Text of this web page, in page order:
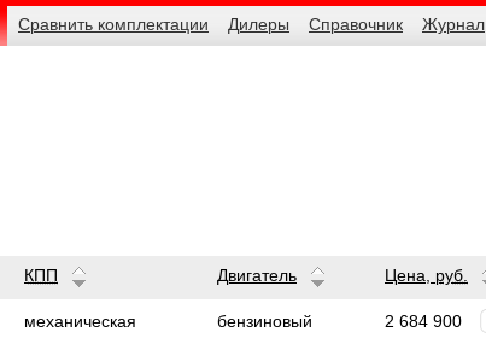
Сравнить комплектации Дилеры Справочник Журнал
КПП Двигатель Цена, руб.
механическая бензиновый 2 684 900